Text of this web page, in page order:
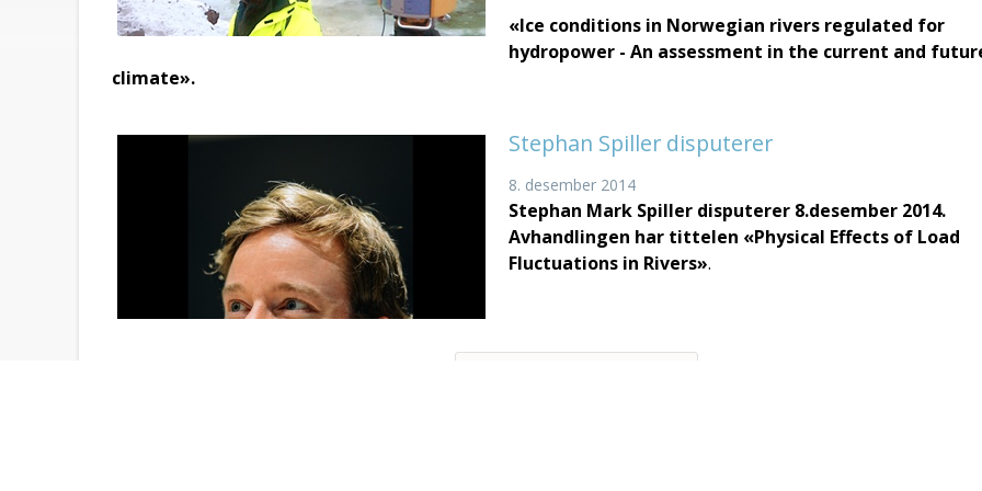
«Ice conditions in Norwegian rivers regulated for
hydropower - An assessment in the current and
climate».
Stephan Spiller disputerer
8. desember 2014
Stephan Mark Spiller disputerer 8.desember 2014.
Avhandlingen har tittelen «Physical Effects of Load
Fluctuations in Rivers».